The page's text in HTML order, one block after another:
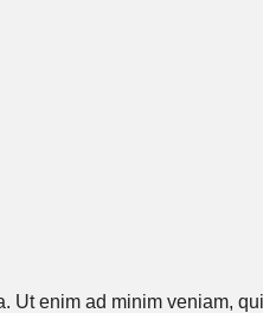
Ut enim ad minim veniam,